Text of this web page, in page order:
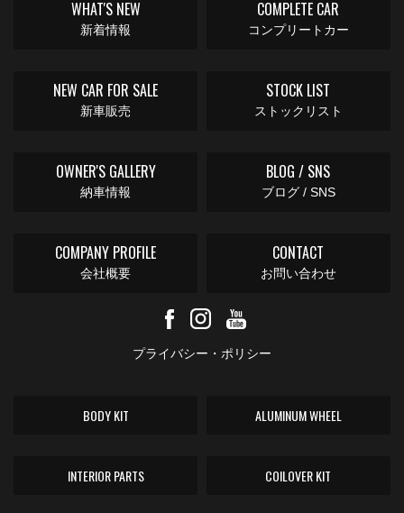
WHAT'S NEW
新着情報
COMPLETE CAR
コンプリートカー
NEW CAR FOR SALE
新車販売
STOCK LIST
ストックリスト
OWNER'S GALLERY
納車情報
BLOG / SNS
ブログ / SNS
COMPANY PROFILE
会社概要
CONTACT
お問い合わせ
プライバシー・ポリシー
BODY KIT ALUMINUM WHEEL
INTERIOR PARTS COILOVER KIT